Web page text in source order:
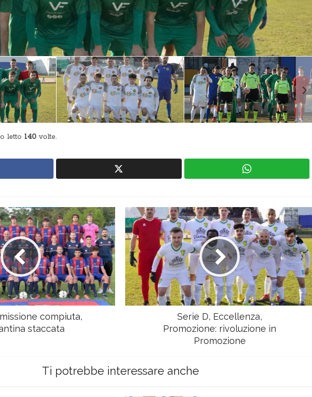
letto 140 volte.
compiuta,
staccata
Serie D, Eccellenza,
Promozione: rivoluzione in
Promozione
Ti potrebbe interessare anche